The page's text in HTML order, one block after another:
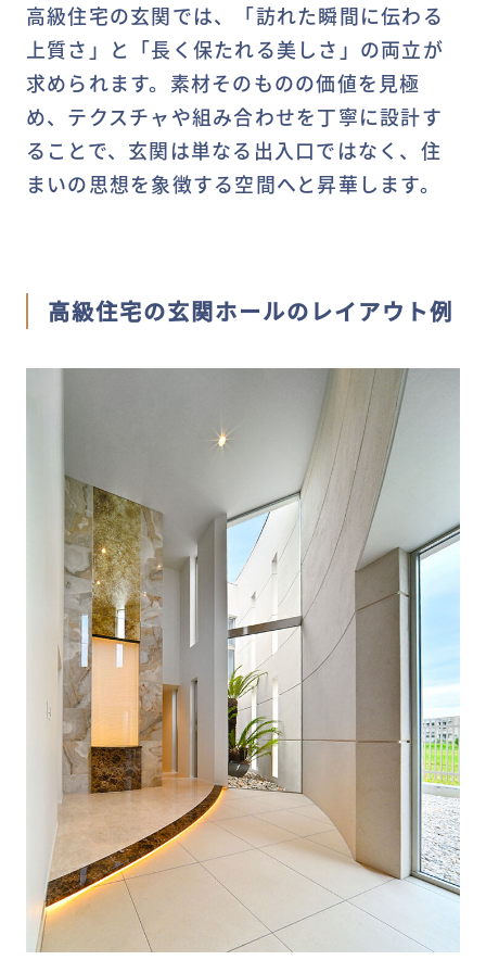
高級住宅の玄関では、「訪れた瞬間に伝わる
上質さ」と「長く保たれる美しさ」の両立が
求められます。素材そのものの価値を見極
め、テクスチャや組み合わせを丁寧に設計す
ることで、玄関は単なる出入口ではなく、住
まいの思想を象徴する空間へと昇華します。
高級住宅の玄関ホールのレイアウト例